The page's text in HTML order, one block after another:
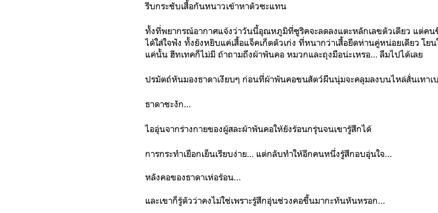
รีบกระชับเสื้อกันหนาวเข้าหาตัวซะแทน
ทั้งที่พยากรณ์อากาศแจ้งว่าวันนี้อุณหภูมิที่ซูริคจะลดลงแตะหลักเลขตัวเดียว แต่คน
ได้ใส่ใจฟัง ทั้งยังหยิบแค่เสื้อแจ็คเก็ตตัวเก่ง ที่หนากว่าเสื้อยืดห่านคู่หน่อยเดียว โยน
แค่นั้น ฮีทเทคก็ไม่มี ถ้าถามถึงผ้าพันคอ หมวกและถุงมือน่ะเหรอ… ลืมไปได้เลย
ปรมัตถ์หันมองธาดาเงียบๆ ก่อนที่ผ้าพันคอขนสัตว์ผืนนุ่มจะคลุมลงบนไหล่สั่นเทาเ
ธาดาชะงัก…
ไออุ่นจากร่างกายของผู้สละผ้าพันคอให้ยังร้อนกรุ่นจนเขารู้สึกได้
การกระทำเยือกเย็นเรียบง่าย… แต่กลับทำให้อีกคนหนึ่งรู้สึกอบอุ่นใจ...
หลังคอของธาดาเห่อร้อน...
และเขาก็รู้ตัวว่าคงไม่ใช่เพราะรู้สึกอุ่นช่วงคอขึ้นมากะทันหันหรอก...